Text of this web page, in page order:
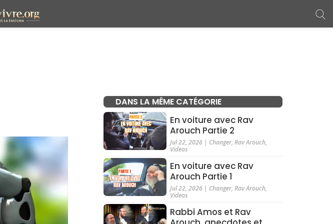
DANS LA MÊME CATÉGORIE
En voiture avec Rav
Arouch Partie 2
Jul 22, 2026| Changer, Rav Arouch,
Videos
En voiture avec Rav
Arouch Partie 1
Jul 22, 2026| Changer, Rav Arouch,
Videos
Rabbi Amos et Rav